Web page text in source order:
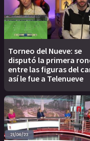
Torneo del Nueve: se
disputó la primera
entre las figuras del
así le fue a Telenueve